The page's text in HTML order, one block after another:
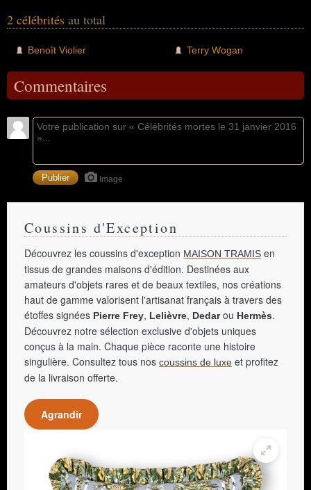
2 célébrités au total
Benoît Violier Terry Wogan
Commentaires
Image
Coussins d'Exception
Découvrez les coussins d'exception MAISON TRAMIS en
tissus de grandes maisons d'édition. Destinées aux
amateurs d'objets rares et de beaux textiles, nos créations
haut de gamme valorisent l'artisanat français à travers des
étoffes signées Pierre Frey, Lelièvre, Dedarou Hermès.
Découvrez notre sélection exclusive d'objets uniques
conçus à la main. Chaque pièce raconte une histoire
singulière. Consultez tous nos coussins de luxe et profitez
de la livraison offerte.
Agrandir